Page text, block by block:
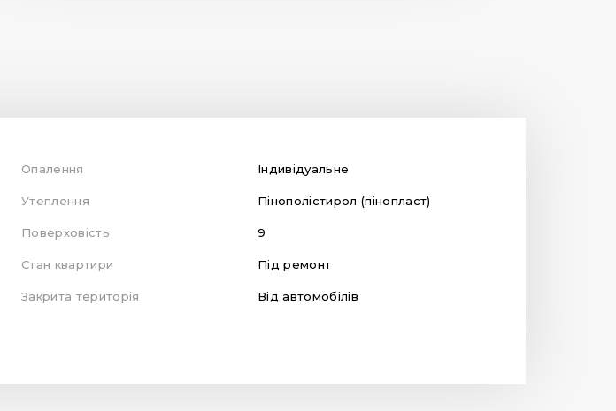
Опалення Індивідуальне
Утеплення Пінополістирол (пінопласт)
Поверховість 9
Стан квартири Під ремонт
Закрита територія Від автомобілів